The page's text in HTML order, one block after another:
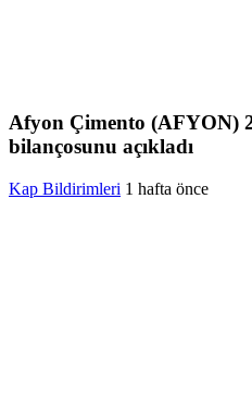
Afyon Çimento (AFYON)
bilançosunu açıkladı
Kap Bildirimleri 1 hafta önce